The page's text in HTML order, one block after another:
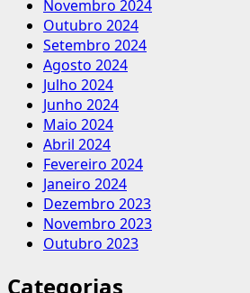
Novembro 2024
Outubro 2024
Setembro 2024
Agosto 2024
Julho 2024
Junho 2024
Maio 2024
Abril 2024
Fevereiro 2024
Janeiro 2024
Dezembro 2023
Novembro 2023
Outubro 2023
Categorias